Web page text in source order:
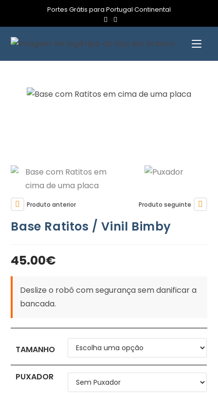
Portes Grátis para Portugal Continental
Produto anterior Produto seguinte
Base Ratitos / Vinil Bimby
45.00€
Deslize o robô com segurança sem danificar a
bancada.
TAMANHO
PUXADOR